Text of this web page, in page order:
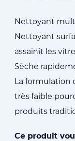
Nettoyant
Nettoyant
assainit les
Sèche
La formulation
très faible
produits
Ce produit